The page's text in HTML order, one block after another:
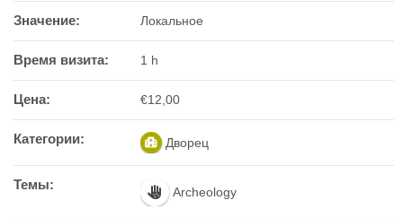
Значение: Локальное
Время визита: 1 h
Цена: €12,00
Категории: Дворец
Темы: Archeology